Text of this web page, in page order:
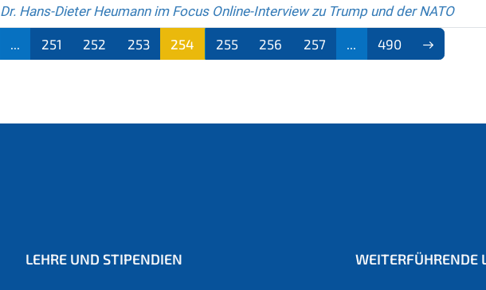
Dr. Hans-Dieter Heumann im Focus Online-Interview zu Trump und der NATO
251 252 253
254
255 256 257 490
LEHRE UND STIPENDIEN WEITERFÜHRENDE